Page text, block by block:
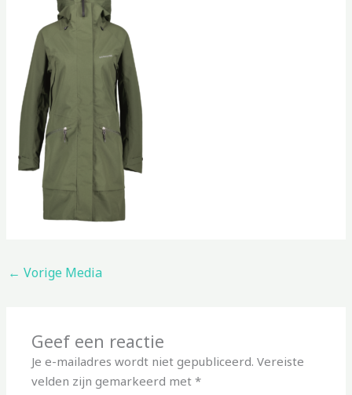
← Vorige Media
Geef een reactie
Je e-mailadres wordt niet gepubliceerd. Vereiste
velden zijn gemarkeerd met*